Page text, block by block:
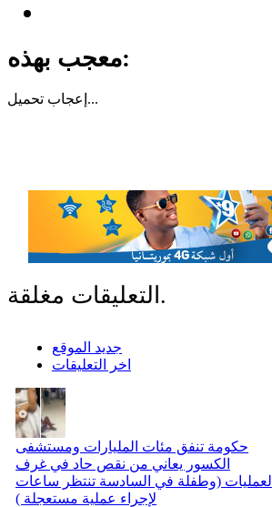
معجب بهذه:
إعجاب تحميل...
التعليقات مغلقة.
جديد الموقع
اخر التعليقات
حكومة تنفق مئات المليارات ومستشفى
الكسور يعاني من نقص حاد في غرف
العمليات (وطفلة في السادسة تنتظر ساعات
لإجراء عملية مستعجلة )